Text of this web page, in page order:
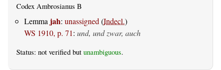
Codex Ambrosianus B
Lemma jah: unassigned(Indecl.)
WS 1910, p. 71: und, und zwar, auch
Status: not verified but unambiguous.